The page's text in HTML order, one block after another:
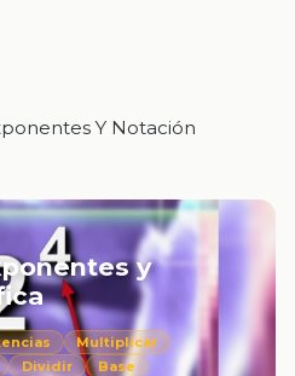
Y Notación
y
Multiplicar
Dividir
Base